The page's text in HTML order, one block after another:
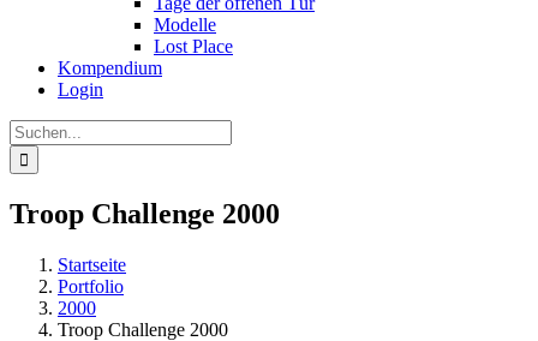
Modelle
Lost Place
Kompendium
Login
Suche
nach:
Troop Challenge 2000
Startseite
Portfolio
2000
Troop Challenge 2000